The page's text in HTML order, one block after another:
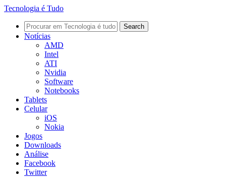
Tecnologia é Tudo
Notícias
AMD
Intel
ATI
Nvidia
Software
Notebooks
Tablets
Celular
iOS
Nokia
Jogos
Downloads
Análise
Facebook
Twitter